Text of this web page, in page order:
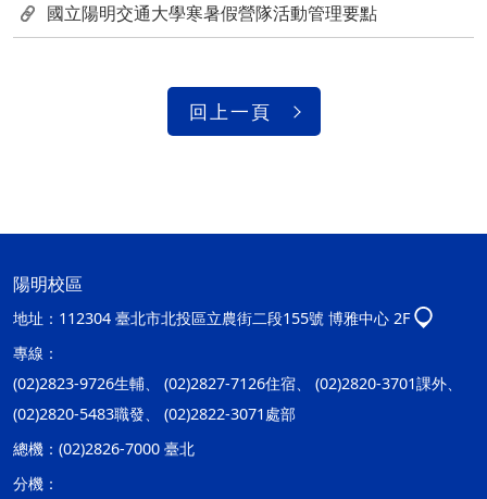
國立陽明交通大學寒暑假營隊活動管理要點
回上一頁
陽明校區
地址： 112304 臺北市北投區立農街二段155號 博雅中心 2F
專線：
(02)2823-9726生輔、 (02)2827-7126住宿、 (02)2820-3701課外、
(02)2820-5483職發、 (02)2822-3071處部
總機： (02)2826-7000 臺北
分機：